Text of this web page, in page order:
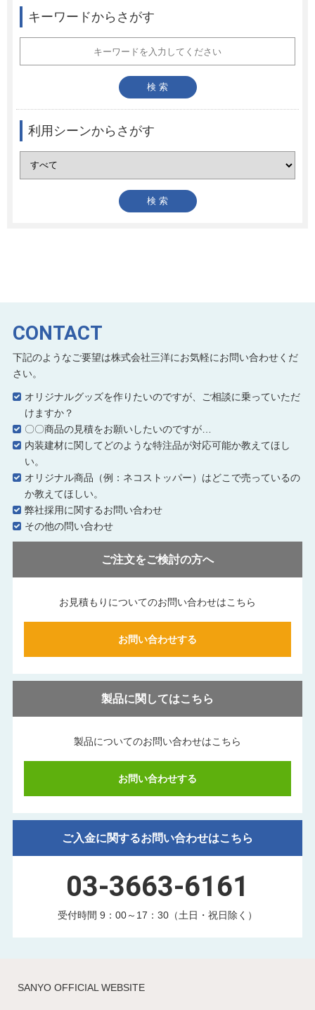
キーワードからさがす
利用シーンからさがす
CONTACT
下記のようなご要望は株式会社三洋にお気軽にお問い合わせくだ
さい。
オリジナルグッズを作りたいのですが、ご相談に乗っていただ
けますか？
〇〇商品の見積をお願いしたいのですが…
内装建材に関してどのような特注品が対応可能か教えてほし
い。
オリジナル商品（例：ネコストッパー）はどこで売っているの
か教えてほしい。
弊社採用に関するお問い合わせ
その他の問い合わせ
ご注文をご検討の方へ
お見積もりについてのお問い合わせはこちら
お問い合わせする
製品に関してはこちら
製品についてのお問い合わせはこちら
お問い合わせする
ご入金に関するお問い合わせはこちら
03-3663-6161
受付時間 9：00～17：30（土日・祝日除く）
SANYO OFFICIAL WEBSITE